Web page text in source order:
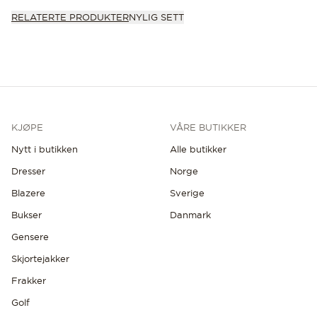
RELATERTE PRODUKTERNYLIG SETT
KJØPE
Nytt i butikken
Dresser
Blazere
Bukser
Gensere
Skjortejakker
Frakker
Golf
VÅRE BUTIKKER
Alle butikker
Norge
Sverige
Danmark